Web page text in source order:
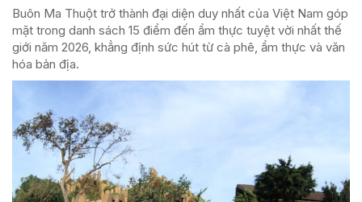
Buôn Ma Thuột trở thành đại diện duy nhất của Việt Nam góp
mặt trong danh sách 15 điểm đến ẩm thực tuyệt vời nhất thế
giới năm 2026, khẳng định sức hút từ cà phê, ẩm thực và văn
hóa bản địa.